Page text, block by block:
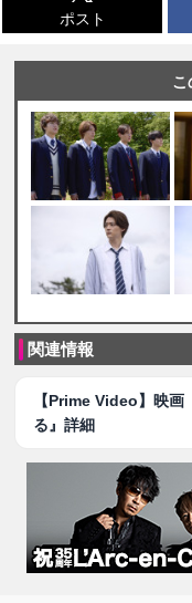
ポスト
こ
関連情報
【Prime Video】映画
る』詳細